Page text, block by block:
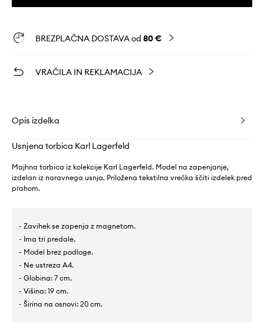
BREZPLAČNA DOSTAVA od 80 €
VRAČILA IN REKLAMACIJA
Opis izdelka
Usnjena torbica Karl Lagerfeld
Majhna torbica iz kolekcije Karl Lagerfeld. Model na zapenjanje,
izdelan iz naravnega usnja. Priložena tekstilna vrečka ščiti izdelek pred
prahom.
- Zavihek se zapenja z magnetom.
- Ima tri predale.
- Model brez podloge.
- Ne ustreza A4.
- Globina: 7 cm.
- Višina: 19 cm.
- Širina na osnovi: 20 cm.